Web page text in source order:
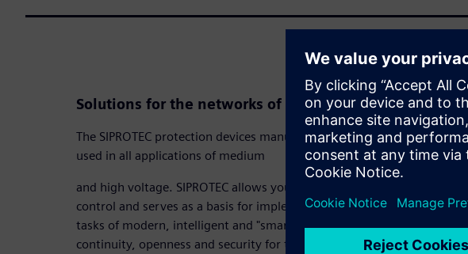
Solutions for the networks of today and tomorrow
The SIPROTEC protection devices manufactured by Siemens are
used in all applications of medium
and high voltage. SIPROTEC allows you to keep your equipment safely
control and serves as a basis for implementing cost-effective solutions
tasks of modern, intelligent and "smart" networks. As SIPROTEC
continuity, openness and security for the future, you as a user can